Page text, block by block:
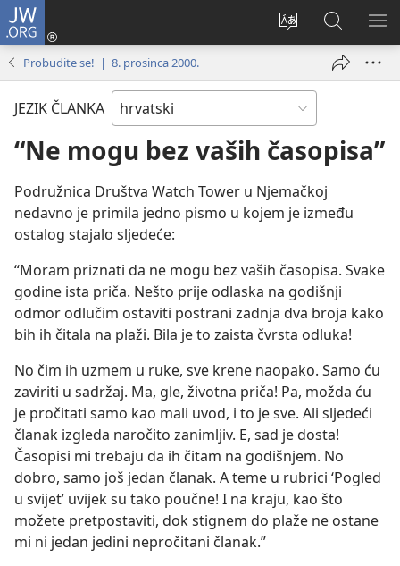
JW.ORG
Promijeni
Prijava
(otvara
prozor)
JW.ORG
|
Pretraga
Probudite se! | 8. prosinca 2000.
JEZIK ČLANKA
“Ne mogu bez vaših časopisa”
Podružnica Društva Watch Tower u Njemačkoj
nedavno je primila jedno pismo u kojem je između
ostalog stajalo sljedeće:
“Moram priznati da ne mogu bez vaših časopisa. Svake
godine ista priča. Nešto prije odlaska na godišnji
odmor odlučim ostaviti postrani zadnja dva broja kako
bih ih čitala na plaži. Bila je to zaista čvrsta odluka!
No čim ih uzmem u ruke, sve krene naopako. Samo ću
zaviriti u sadržaj. Ma, gle, životna priča! Pa, možda ću
je pročitati samo kao mali uvod, i to je sve. Ali sljedeći
članak izgleda naročito zanimljiv. E, sad je dosta!
Časopisi mi trebaju da ih čitam na godišnjem. No
dobro, samo još jedan članak. A teme u rubrici ‘Pogled
u svijet’ uvijek su tako poučne! I na kraju, kao što
možete pretpostaviti, dok stignem do plaže ne ostane
mi ni jedan jedini nepročitani članak.”